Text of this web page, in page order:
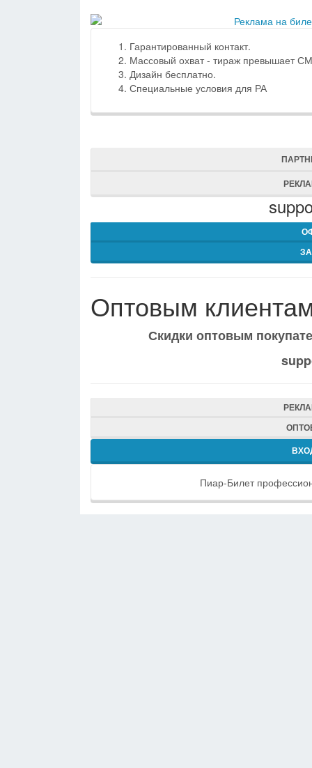
Гарантированный контакт.
Массовый охват - тираж превышает
Дизайн бесплатно.
Специальные условия для РА
Оптовым
Скидки оптовым
Пиар-Билет